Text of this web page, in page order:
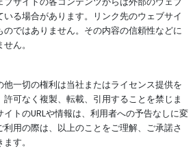
る場合があります。リンク先のウェブサイ
のではありません。その内容の信頼性などに
ん。
一切の権利は当社またはライセンス提供を
可なく複製、転載、引用することを禁じま
トのURLや情報は、利用者への予告なしに変
用の際は、以上のことをご理解、ご承諾さ
す。